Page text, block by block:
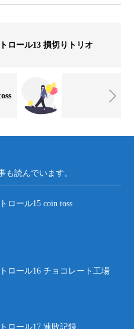
ロール13 損切りトリオ
も読んでいます。
ロール15 coin toss
ロール16 チョコレート工場
ロール17 連敗記録